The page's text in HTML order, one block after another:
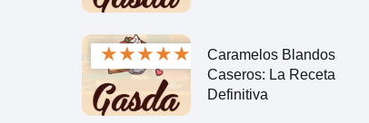
★★★★★
Caramelos Blandos
Caseros: La Receta
Definitiva